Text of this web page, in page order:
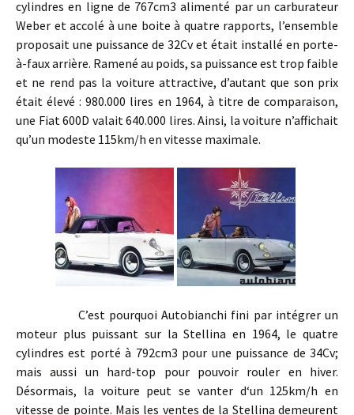
cylindres en ligne de 767cm3 alimenté par un carburateur
Weber et accolé à une boite à quatre rapports, l’ensemble
proposait une puissance de 32Cv et était installé en porte-
à-faux arrière. Ramené au poids, sa puissance est trop faible
et ne rend pas la voiture attractive, d’autant que son prix
était élevé : 980.000 lires en 1964, à titre de comparaison,
une Fiat 600D valait 640.000 lires. Ainsi, la voiture n’affichait
qu’un modeste 115km/h en vitesse maximale.
C’est pourquoi Autobianchi fini par intégrer un
moteur plus puissant sur la Stellina en 1964, le quatre
cylindres est porté à 792cm3 pour une puissance de 34Cv;
mais aussi un hard-top pour pouvoir rouler en hiver.
Désormais, la voiture peut se vanter d‘un 125km/h en
vitesse de pointe. Mais les ventes de la Stellina demeurent